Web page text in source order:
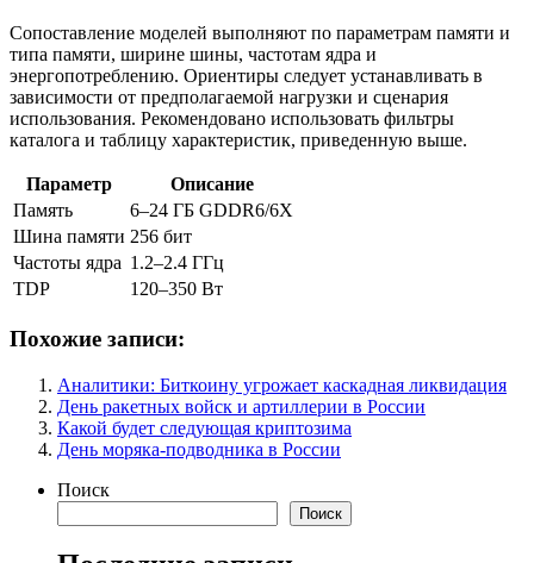
Сопоставление моделей выполняют по параметрам памяти и
типа памяти, ширине шины, частотам ядра и
энергопотреблению. Ориентиры следует устанавливать в
зависимости от предполагаемой нагрузки и сценария
использования. Рекомендовано использовать фильтры
каталога и таблицу характеристик, приведенную выше.
Параметр
Описание
Память
6–24 ГБ GDDR6/6X
Шина памяти 256 бит
Частоты ядра 1.2–2.4 ГГц
TDP
120–350 Вт
Похожие записи:
Аналитики: Биткоину угрожает каскадная ликвидация
День ракетных войск и артиллерии в России
Какой будет следующая криптозима
День моряка-подводника в России
Поиск
Поиск